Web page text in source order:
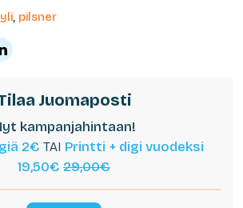
pilsner
Juomaposti
kampanjahintaan!
2€ TAI Printti + digi vuodeksi
19,50€ 29,00€